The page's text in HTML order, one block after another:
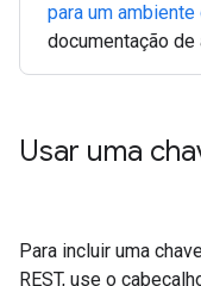
para um
documentação de
Usar uma
Para incluir uma
REST, use o